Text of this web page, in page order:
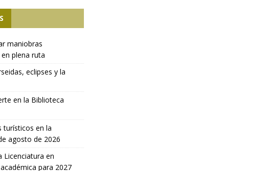
maniobras
plena ruta
eclipses y la
en la Biblioteca
turísticos en la
agosto de 2026
Licenciatura en
para 2027